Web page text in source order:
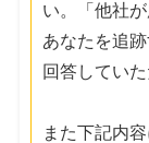
い。「他社
あなたを追
回答してい
また下記内